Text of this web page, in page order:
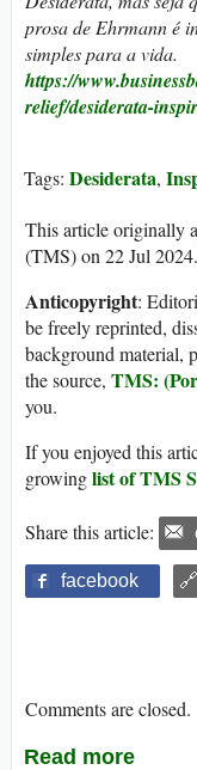
prosa de Ehrmann é
simples para a vida.
https://
relief/desiderata-
Tags: Desiderata,
This article originally
(TMS) on 22 Jul 2024.
Anticopyright:
be freely reprinted,
background material,
the source, TMS:
you.
If you enjoyed this
growinglist of TMS
Share this article:
facebook
Comments are closed.
Read more